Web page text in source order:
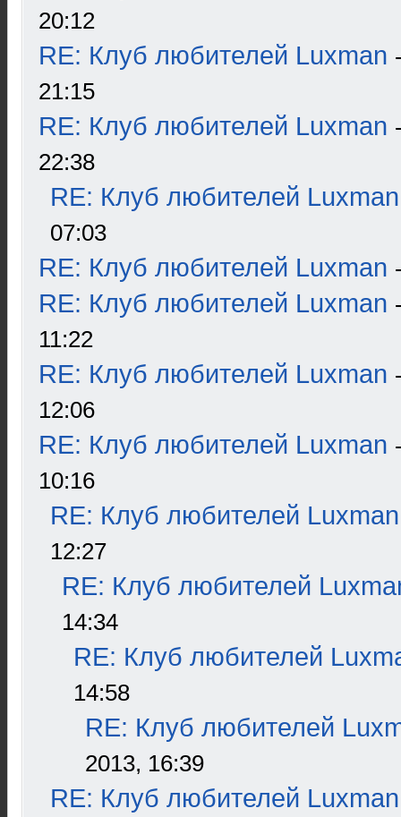
20:12
RE: Клуб любителей Luxman
21:15
RE: Клуб любителей Luxman
22:38
RE: Клуб любителей Luxman
07:03
RE: Клуб любителей Luxman
RE: Клуб любителей Luxman
11:22
RE: Клуб любителей Luxman
12:06
RE: Клуб любителей Luxman
10:16
RE: Клуб любителей Luxman
12:27
RE: Клуб любителей
14:34
RE: Клуб любителей
14:58
RE: Клуб любителей
2013, 16:39
RE: Клуб любителей Luxman